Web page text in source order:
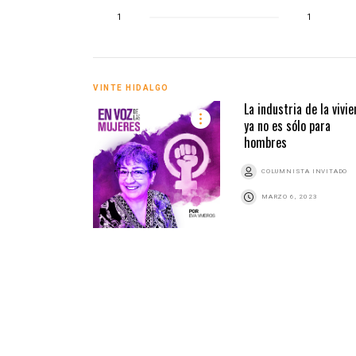
1 1
VINTE HIDALGO
La industria de la
ya no es sólo para
hombres
COLUMNISTA INVITADO
MARZO 6, 2023